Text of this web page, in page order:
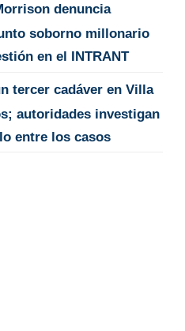
denuncia
soborno millonario
en el INTRANT
tercer cadáver en Villa
autoridades investigan
entre los casos